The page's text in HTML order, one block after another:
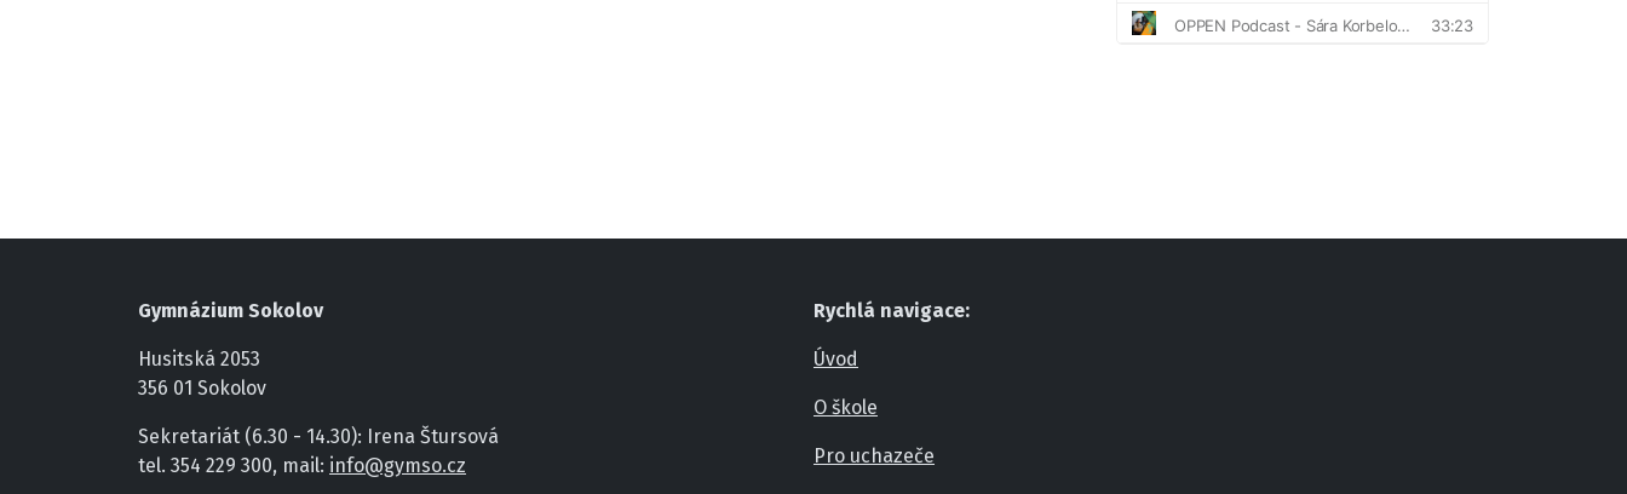
Gymnázium Sokolov
Husitská 2053
356 01 Sokolov
Sekretariát (6.30 - 14.30): Irena Štursová
tel. 354 229 300, mail: info@gymso.cz
Rychlá navigace:
Úvod
O škole
Pro uchazeče